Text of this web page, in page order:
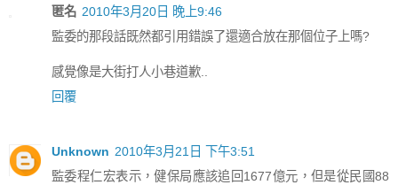
匿名 2010年3月20日 晚上9:46
監委的那段話既然都引用錯誤了還適合放在那個位子上嗎?
感覺像是大街打人小巷道歉..
回覆
Unknown 2010年3月21日 下午3:51
監委程仁宏表示，健保局應該追回1677億元，但是從民國88